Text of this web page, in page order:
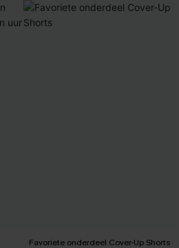
Favoriete onderdeel Cover-Up Shorts